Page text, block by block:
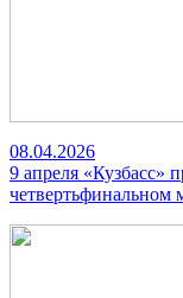
08.04.2026
9 апреля
четвертьфинальном